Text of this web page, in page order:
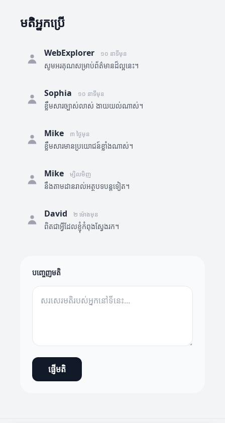
មតិអ្នកប្រើ
WebExplorer ១០ នាទីមុន
សូមអរគុណសម្រាប់ព័ត៌មានដ៏ល្អនេះ។
Sophia ១០ នាទីមុន
ខ្លឹមសារច្បាស់លាស់ ងាយយល់ណាស់។
Mike ៣ ថ្ងៃមុន
ខ្លឹមសារមានប្រយោជន៍ខ្លាំងណាស់។
Mike ម្សិលមិញ
នឹងតាមដានរាល់អត្ថបទបន្តទៀត។
David ២ ម៉ោងមុន
ពិតជាអ្វីដែលខ្ញុំកំពុងស្វែងរក។
បញ្ចេញមតិ
ផ្ញើមតិ